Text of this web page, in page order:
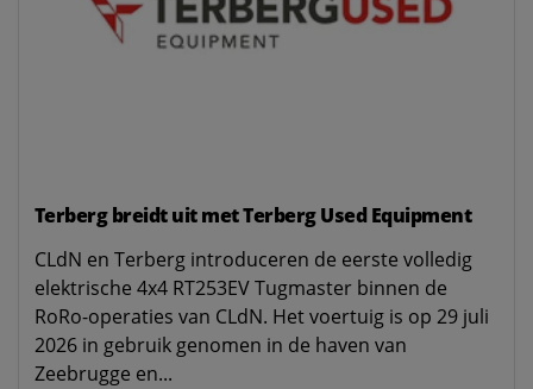
Terberg breidt uit met Terberg Used Equipment
CLdN en Terberg introduceren de eerste volledig
elektrische 4x4 RT253EV Tugmaster binnen de
RoRo-operaties van CLdN. Het voertuig is op 29 juli
2026 in gebruik genomen in de haven van
Zeebrugge en...